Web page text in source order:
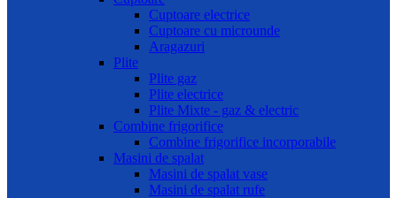
Cuptoare electrice
Cuptoare cu microunde
Aragazuri
Plite
Plite gaz
Plite electrice
Plite Mixte - gaz & electric
Combine frigorifice
Combine frigorifice incorporabile
Masini de spalat
Masini de spalat vase
Masini de spalat rufe